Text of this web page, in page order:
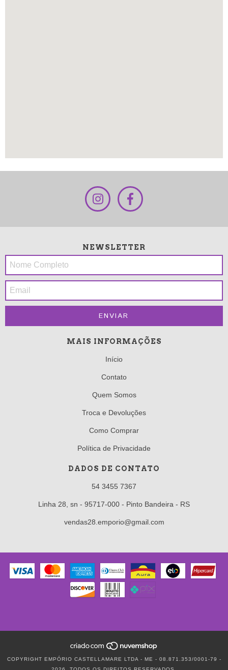
NEWSLETTER
MAIS INFORMAÇÕES
Início
Contato
Quem Somos
Troca e Devoluções
Como Comprar
Política de Privacidade
DADOS DE CONTATO
54 3455 7367
Linha 28, sn - 95717-000 - Pinto Bandeira - RS
vendas28.emporio@gmail.com
COPYRIGHT EMPÓRIO CASTELLAMARE LTDA - ME - 08.871.353/0001-79 -